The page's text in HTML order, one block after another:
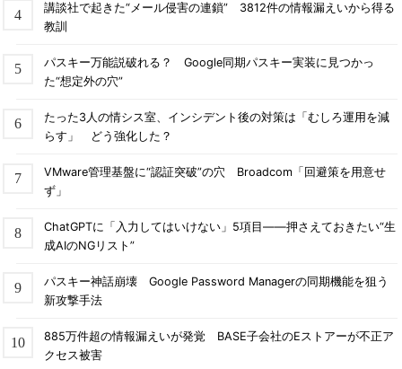
講談社で起きた“メール侵害の連鎖” 3812件の情報漏えいから得る
教訓
パスキー万能説破れる？ Google同期パスキー実装に見つかっ
た“想定外の穴”
たった3人の情シス室、インシデント後の対策は「むしろ運用を減
らす」 どう強化した？
VMware管理基盤に“認証突破”の穴 Broadcom「回避策を用意せ
ず」
ChatGPTに「入力してはいけない」5項目――押さえておきたい“生
成AIのNGリスト”
パスキー神話崩壊 Google Password Managerの同期機能を狙う
新攻撃手法
885万件超の情報漏えいが発覚 BASE子会社のEストアーが不正ア
クセス被害